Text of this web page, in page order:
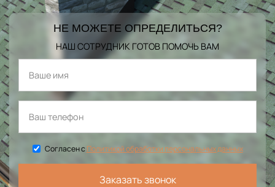
НЕ МОЖЕТЕ ОПРЕДЕЛИТЬСЯ?
НАШ СОТРУДНИК ГОТОВ ПОМОЧЬ ВАМ
Согласен сПолитикой обработки персональных данных
Заказать звонок